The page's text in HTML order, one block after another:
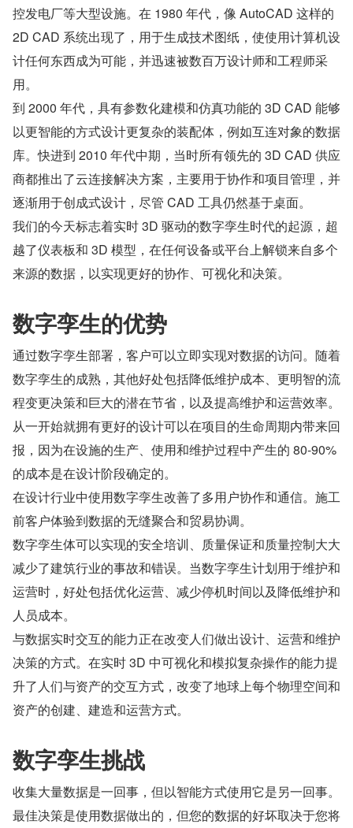
控发电厂等大型设施。在 1980 年代，像 AutoCAD 这样的
2D CAD 系统出现了，用于生成技术图纸，使使用计算机设
计任何东西成为可能，并迅速被数百万设计师和工程师采
用。
到 2000 年代，具有参数化建模和仿真功能的 3D CAD 能够
以更智能的方式设计更复杂的装配体，例如互连对象的数据
库。快进到 2010 年代中期，当时所有领先的 3D CAD 供应
商都推出了云连接解决方案，主要用于协作和项目管理，并
逐渐用于创成式设计，尽管 CAD 工具仍然基于桌面。
我们的今天标志着实时 3D 驱动的数字孪生时代的起源，超
越了仪表板和 3D 模型，在任何设备或平台上解锁来自多个
来源的数据，以实现更好的协作、可视化和决策。
数字孪生的优势
通过数字孪生部署，客户可以立即实现对数据的访问。随着
数字孪生的成熟，其他好处包括降低维护成本、更明智的流
程变更决策和巨大的潜在节省，以及提高维护和运营效率。
从一开始就拥有更好的设计可以在项目的生命周期内带来回
报，因为在设施的生产、使用和维护过程中产生的 80-90%
的成本是在设计阶段确定的。
在设计行业中使用数字孪生改善了多用户协作和通信。施工
前客户体验到数据的无缝聚合和贸易协调。
数字孪生体可以实现的安全培训、质量保证和质量控制大大
减少了建筑行业的事故和错误。当数字孪生计划用于维护和
运营时，好处包括优化运营、减少停机时间以及降低维护和
人员成本。
与数据实时交互的能力正在改变人们做出设计、运营和维护
决策的方式。在实时 3D 中可视化和模拟复杂操作的能力提
升了人们与资产的交互方式，改变了地球上每个物理空间和
资产的创建、建造和运营方式。
数字孪生挑战
收集大量数据是一回事，但以智能方式使用它是另一回事。
最佳决策是使用数据做出的，但您的数据的好坏取决于您将